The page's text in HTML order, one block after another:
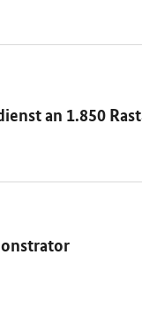
an 1.850